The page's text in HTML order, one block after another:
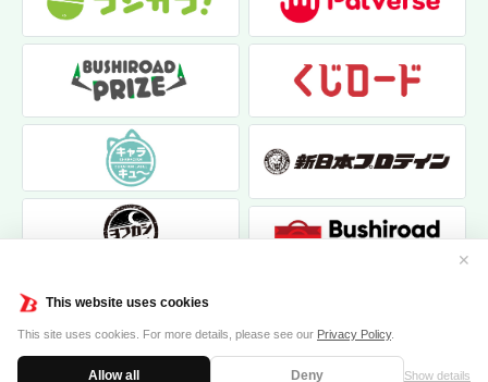
This website uses cookies
This site uses cookies. For more details, please see our Privacy Policy.
Allow all Deny Show details
✕